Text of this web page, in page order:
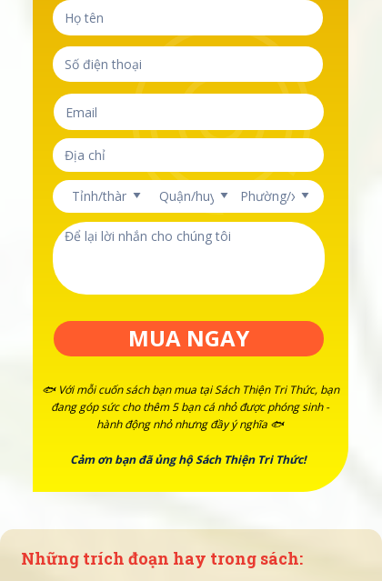
Những trích đoạn hay trong sách:
🐟 Với mỗi cuốn sách bạn mua tại Sách Thiện Tri Thức, bạn
đang góp sức cho thêm 5 bạn cá nhỏ được phóng sinh -
hành động nhỏ nhưng đầy ý nghĩa 🐟
MUA NGAY
Cảm ơn bạn đã ủng hộ Sách Thiện Tri Thức!